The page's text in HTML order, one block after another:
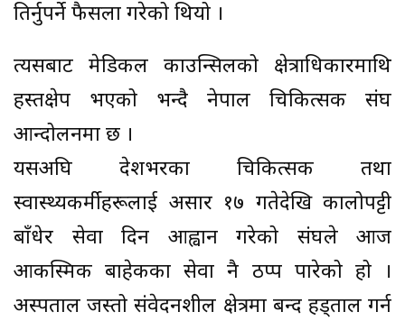
तिर्नुपर्ने फैसला गरेको थियो ।
त्यसबाट मेडिकल काउन्सिलको क्षेत्राधिकारमाथि
हस्तक्षेप भएको भन्दै नेपाल चिकित्सक संघ
आन्दोलनमा छ ।
यसअघि देशभरका चिकित्सक तथा
स्वास्थ्यकर्मीहरूलाई असार १७ गतेदेखि कालोपट्टी
बाँधेर सेवा दिन आह्वान गरेको संघले आज
आकस्मिक बाहेकका सेवा नै ठप्प पारेको हो ।
अस्पताल जस्तो संवेदनशील क्षेत्रमा बन्द हड्ताल गर्न